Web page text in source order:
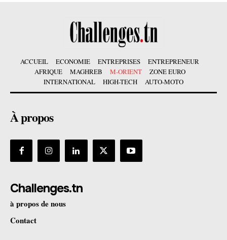
ACCUEIL ECONOMIE ENTREPRISES
ENTREPRENEUR
AFRIQUE
MAGHREB M-ORIENT
ZONE EURO
INTERNATIONAL
HIGH-TECH AUTO-MOTO
À propos
Challenges.tn
à propos de nous
Contact